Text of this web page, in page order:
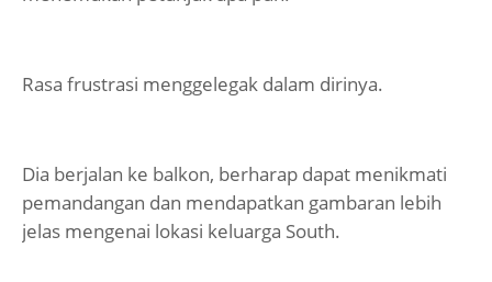
Rasa frustrasi menggelegak dalam dirinya.
Dia berjalan ke balkon, berharap dapat menikmati
pemandangan dan mendapatkan gambaran lebih
jelas mengenai lokasi keluarga South.